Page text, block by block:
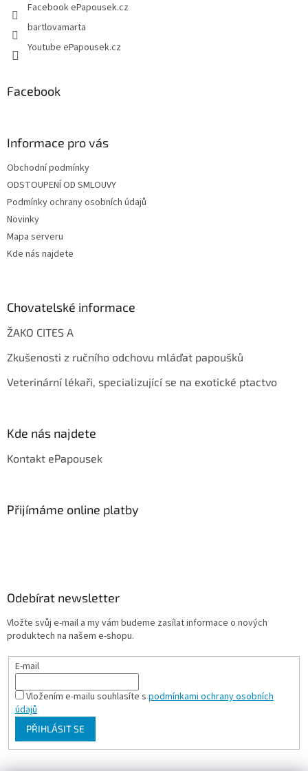
Facebook ePapousek.cz
bartlovamarta
Youtube ePapousek.cz
Facebook
Informace pro vás
Obchodní podmínky
ODSTOUPENÍ OD SMLOUVY
Podmínky ochrany osobních údajů
Novinky
Mapa serveru
Kde nás najdete
Chovatelské informace
ŽAKO CITES A
Zkušenosti z ručního odchovu mláďat papoušků
Veterinární lékaři, specializující se na exotické ptactvo
Kde nás najdete
Kontakt ePapousek
Přijímáme online platby
Odebírat newsletter
Vložte svůj e-mail a my vám budeme zasílat informace o nových
produktech na našem e-shopu.
E-mail
Vložením e-mailu souhlasíte s podmínkami ochrany osobních
údajů
PŘIHLÁSIT SE